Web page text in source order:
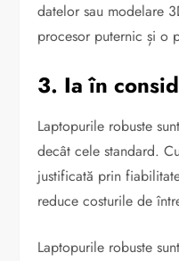
datelor sau modelare
procesor puternic și o
3. Ia în
Laptopurile robuste
decât cele standard.
justificată prin
reduce costurile de
Laptopurile robuste